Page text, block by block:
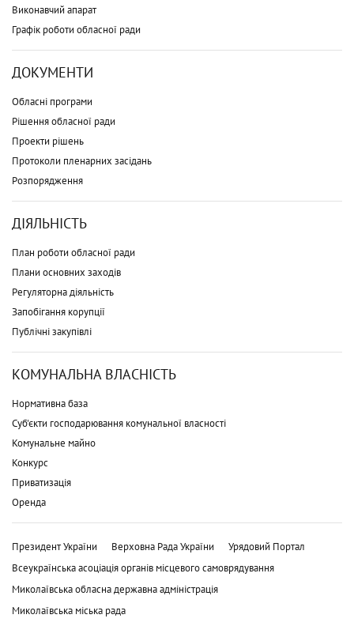
Виконавчий апарат
Графік роботи обласної ради
ДОКУМЕНТИ
Обласні програми
Рішення обласної ради
Проекти рішень
Протоколи пленарних засідань
Розпорядження
ДІЯЛЬНІСТЬ
План роботи обласної ради
Плани основних заходів
Регуляторна діяльність
Запобігання корупції
Публічні закупівлі
КОМУНАЛЬНА ВЛАСНІСТЬ
Нормативна база
Суб'єкти господарювання комунальної власності
Комунальне майно
Конкурс
Приватизація
Оренда
Президент України Верховна Рада України
Урядовий Портал
Всеукраїнська асоціація органів місцевого самоврядування
Миколаївська обласна державна адміністрація
Миколаївська міська рада